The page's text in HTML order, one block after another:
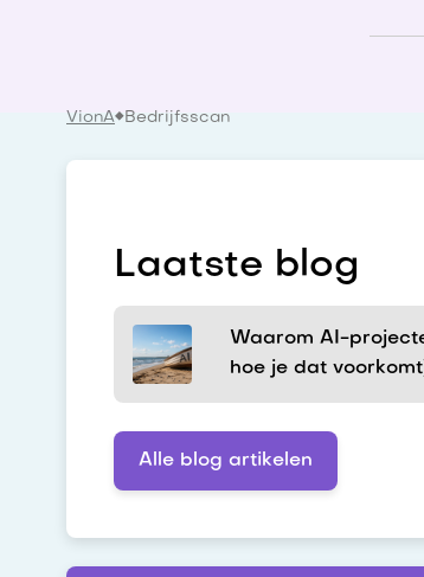
VionA Bedrijfsscan
Laatste blog
Waarom AI-
hoe je dat
Alle blog artikelen